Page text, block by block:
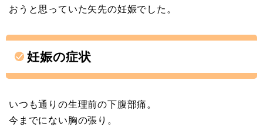
おうと思っていた矢先の妊娠でした。
妊娠の症状
いつも通りの生理前の下腹部痛。
今までにない胸の張り。